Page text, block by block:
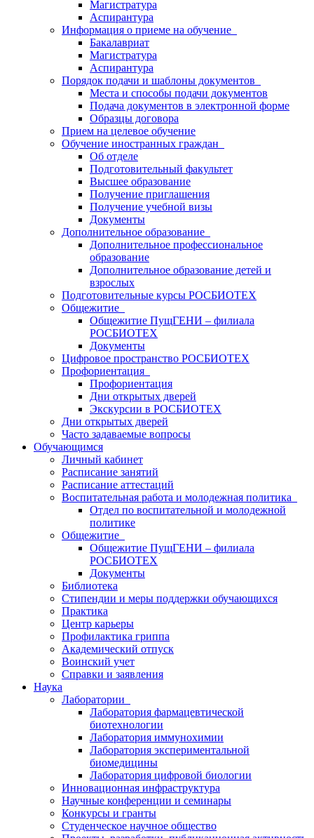
Магистратура
Аспирантура
Информация о приеме на обучение
Бакалавриат
Магистратура
Аспирантура
Порядок подачи и шаблоны документов
Места и способы подачи документов
Подача документов в электронной форме
Образцы договора
Прием на целевое обучение
Обучение иностранных граждан
Об отделе
Подготовительный факультет
Высшее образование
Получение приглашения
Получение учебной визы
Документы
Дополнительное образование
Дополнительное профессиональное
образование
Дополнительное образование детей и
взрослых
Подготовительные курсы РОСБИОТЕХ
Общежитие
Общежитие ПущГЕНИ – филиала
РОСБИОТЕХ
Документы
Цифровое пространство РОСБИОТЕХ
Профориентация
Профориентация
Дни открытых дверей
Экскурсии в РОСБИОТЕХ
Дни открытых дверей
Часто задаваемые вопросы
Обучающимся
Личный кабинет
Расписание занятий
Расписание аттестаций
Воспитательная работа и молодежная политика
Отдел по воспитательной и молодежной
политике
Общежитие
Общежитие ПущГЕНИ – филиала
РОСБИОТЕХ
Документы
Библиотека
Стипендии и меры поддержки обучающихся
Практика
Центр карьеры
Профилактика гриппа
Академический отпуск
Воинский учет
Справки и заявления
Наука
Лаборатории
Лаборатория фармацевтической
биотехнологии
Лаборатория иммунохимии
Лаборатория экспериментальной
биомедицины
Лаборатория цифровой биологии
Инновационная инфраструктура
Научные конференции и семинары
Конкурсы и гранты
Студенческое научное общество